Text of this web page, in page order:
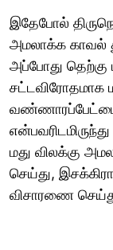
இதேபோல்
அமலாக்க காவல்
அப்போது தெற்கு
சட்டவிரோதமாக
வண்ணாரப்பேட்டை
மது விலக்கு
செய்து,
விசாரணை